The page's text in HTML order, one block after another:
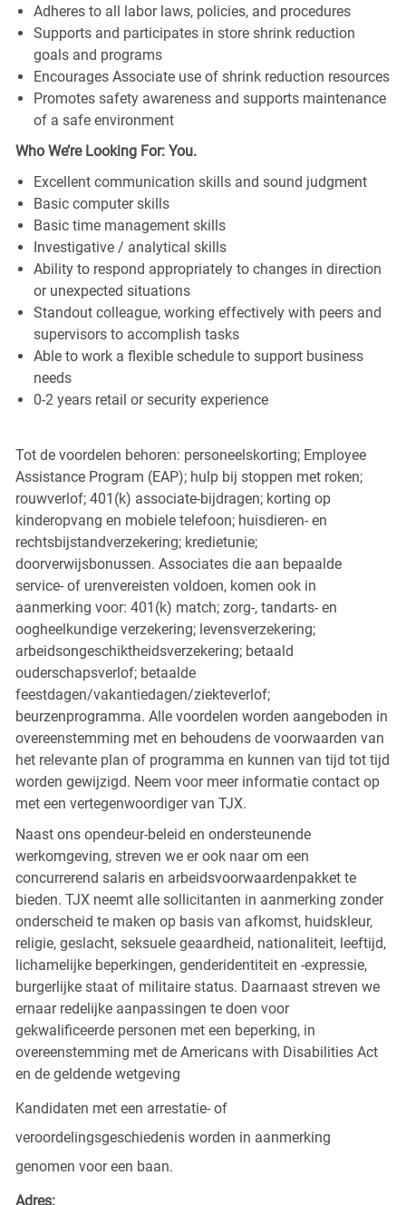
Adheres to all labor laws, policies, and procedures
Supports and participates in store shrink reduction
goals and programs
Encourages Associate use of shrink reduction resources
Promotes safety awareness and supports maintenance
of a safe environment
Who We’re Looking For: You.
Excellent communication skills and sound judgment
Basic computer skills
Basic time management skills
Investigative / analytical skills
Ability to respond appropriately to changes in direction
or unexpected situations
Standout colleague, working effectively with peers and
supervisors to accomplish tasks
Able to work a flexible schedule to support business
needs
0-2 years retail or security experience
Tot de voordelen behoren: personeelskorting; Employee
Assistance Program (EAP); hulp bij stoppen met roken;
rouwverlof; 401(k) associate-bijdragen; korting op
kinderopvang en mobiele telefoon; huisdieren- en
rechtsbijstandverzekering; kredietunie;
doorverwijsbonussen. Associates die aan bepaalde
service- of urenvereisten voldoen, komen ook in
aanmerking voor: 401(k) match; zorg-, tandarts- en
oogheelkundige verzekering; levensverzekering;
arbeidsongeschiktheidsverzekering; betaald
ouderschapsverlof; betaalde
feestdagen/vakantiedagen/ziekteverlof;
beurzenprogramma. Alle voordelen worden aangeboden in
overeenstemming met en behoudens de voorwaarden van
het relevante plan of programma en kunnen van tijd tot tijd
worden gewijzigd. Neem voor meer informatie contact op
met een vertegenwoordiger van TJX.
Naast ons opendeur-beleid en ondersteunende
werkomgeving, streven we er ook naar om een
concurrerend salaris en arbeidsvoorwaardenpakket te
bieden. TJX neemt alle sollicitanten in aanmerking zonder
onderscheid te maken op basis van afkomst, huidskleur,
religie, geslacht, seksuele geaardheid, nationaliteit, leeftijd,
lichamelijke beperkingen, genderidentiteit en -expressie,
burgerlijke staat of militaire status. Daarnaast streven we
ernaar redelijke aanpassingen te doen voor
gekwalificeerde personen met een beperking, in
overeenstemming met de Americans with Disabilities Act
en de geldende wetgeving
Kandidaten met een arrestatie- of
veroordelingsgeschiedenis worden in aanmerking
genomen voor een baan.
Adres: